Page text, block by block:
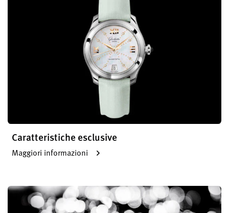
Caratteristiche esclusive
Maggiori informazioni